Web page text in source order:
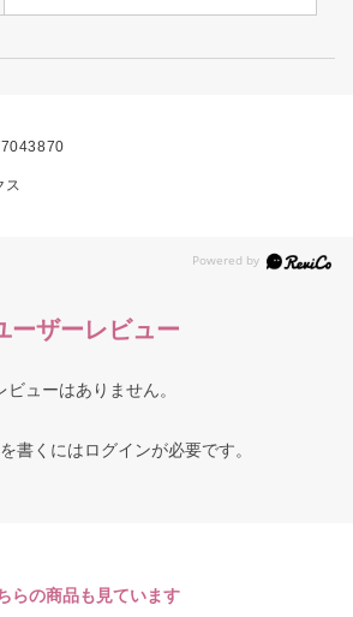
ス
ーザーレビュー
ビューはありません。
書くにはログインが必要です。
らの商品も見ています